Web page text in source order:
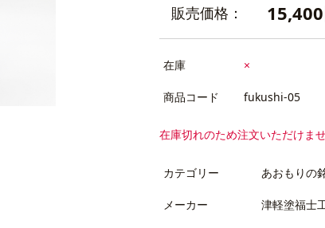
販売価格：
在庫 ×
商品コード fukushi-05
在庫切れのため注文いただけませ
カテゴリー あおもりの
メーカー 津軽塗福士